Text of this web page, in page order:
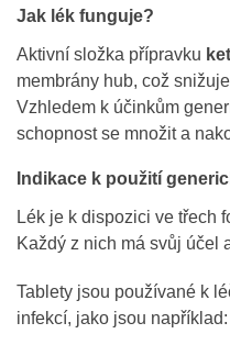
Jak lék funguje?
Aktivní složka přípravku
membrány hub, což
Vzhledem k účinkům
schopnost se množit a
Indikace k použití
Lék je k dispozici ve třech
Každý z nich má svůj účel
Tablety jsou používané k
infekcí, jako jsou například: